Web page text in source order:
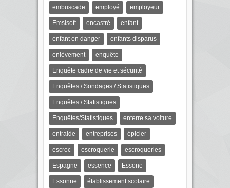
embuscade employé employeur
Emsisoft encastré enfant
enfant en danger enfants disparus
enlèvement enquête
Enquête cadre de vie et sécurité
Enquêtes / Sondages / Statistiques
Enquêtes / Statistiques
Enquêtes/Statistiques enterre sa voiture
entraide entreprises épicier
escroc escroquerie escroqueries
Espagne essence Essone
Essonne établissement scolaire